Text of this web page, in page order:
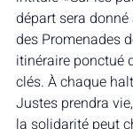
départ sera
des Promenades
itinéraire ponctué
clés. À chaque
Justes prendra
la solidarité peut